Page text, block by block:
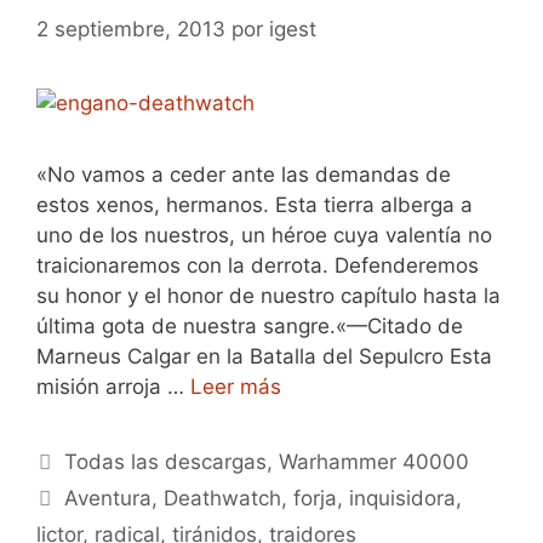
2 septiembre, 2013 por igest
«No vamos a ceder ante las demandas de
estos xenos, hermanos. Esta tierra alberga a
uno de los nuestros, un héroe cuya valentía no
traicionaremos con la derrota. Defenderemos
su honor y el honor de nuestro capítulo hasta la
última gota de nuestra sangre.«—Citado de
Marneus Calgar en la Batalla del Sepulcro Esta
misión arroja … Leer más
Categorías
Todas las descargas,Warhammer 40000
Etiquetas
Aventura, Deathwatch,forja, inquisidora,
lictor, radical, tiránidos, traidores